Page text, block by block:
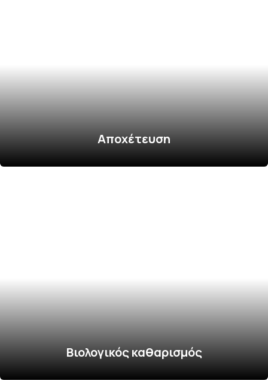
Αποχέτευση
Βιολογικός καθαρισμός